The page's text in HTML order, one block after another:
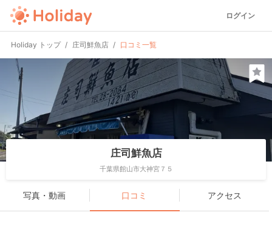
ログイン
Holiday トップ 庄司鮮魚店 口コミ一覧
庄司鮮魚店
千葉県館山市大神宮７５
写真・動画 口コミ アクセス